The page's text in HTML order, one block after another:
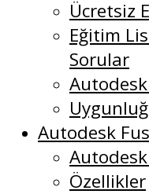
Ücretsiz
Eğitim
Sorular
Autodesk
Özellikler